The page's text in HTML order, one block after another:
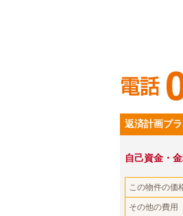
返済計画プ
自己資金・
この物件の価
その他の費用